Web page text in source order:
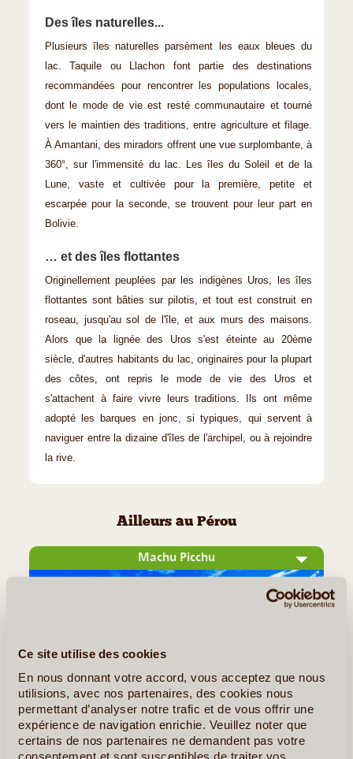
Ce site utilise des cookies
En nous donnant votre accord, vous acceptez que nous
utilisions, avec nos partenaires, des cookies nous
permettant d’analyser notre trafic et de vous offrir une
expérience de navigation enrichie. Veuillez noter que
certains de nos partenaires ne demandent pas votre
consentement et sont susceptibles de traiter vos
Des îles naturelles...
Plusieurs îles naturelles parsèment les eaux bleues du
lac. Taquile ou Llachon font partie des destinations
recommandées pour rencontrer les populations locales,
dont le mode de vie est resté communautaire et tourné
vers le maintien des traditions, entre agriculture et filage.
À Amantani, des miradors offrent une vue surplombante, à
360°, sur l'immensité du lac. Les îles du Soleil et de la
Lune, vaste et cultivée pour la première, petite et
escarpée pour la seconde, se trouvent pour leur part en
Bolivie.
… et des îles flottantes
Originellement peuplées par les indigènes Uros, les îles
flottantes sont bâties sur pilotis, et tout est construit en
roseau, jusqu'au sol de l'île, et aux murs des maisons.
Alors que la lignée des Uros s'est éteinte au 20ème
siècle, d'autres habitants du lac, originaires pour la plupart
des côtes, ont repris le mode de vie des Uros et
s'attachent à faire vivre leurs traditions. Ils ont même
adopté les barques en jonc, si typiques, qui servent à
naviguer entre la dizaine d'îles de l'archipel, ou à rejoindre
la rive.
Ailleurs au Pérou
Machu Picchu